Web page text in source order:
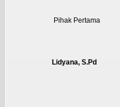
Pihak Pertama
Lidyana, S.Pd